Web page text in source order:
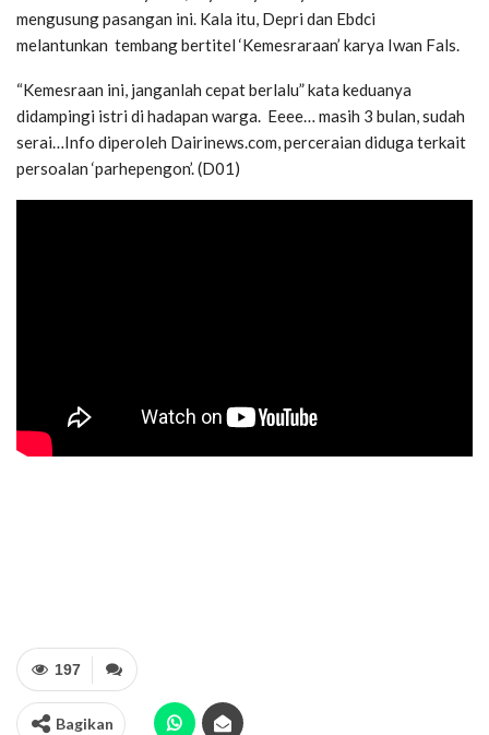
mengusung pasangan ini. Kala itu, Depri dan Ebdci
melantunkan tembang bertitel ‘Kemesraraan’ karya Iwan Fals.
“Kemesraan ini, janganlah cepat berlalu” kata keduanya
didampingi istri di hadapan warga. Eeee… masih 3 bulan, sudah
serai…Info diperoleh Dairinews.com, perceraian diduga terkait
persoalan ‘parhepengon’. (D01)
197
Bagikan